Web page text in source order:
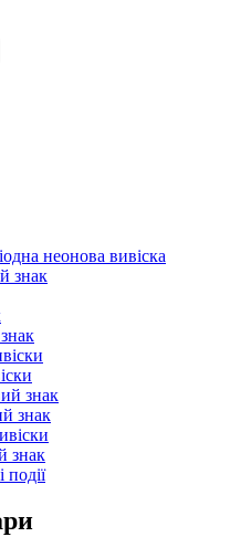
неонова вивіска
знак
знак
знак
знак
події